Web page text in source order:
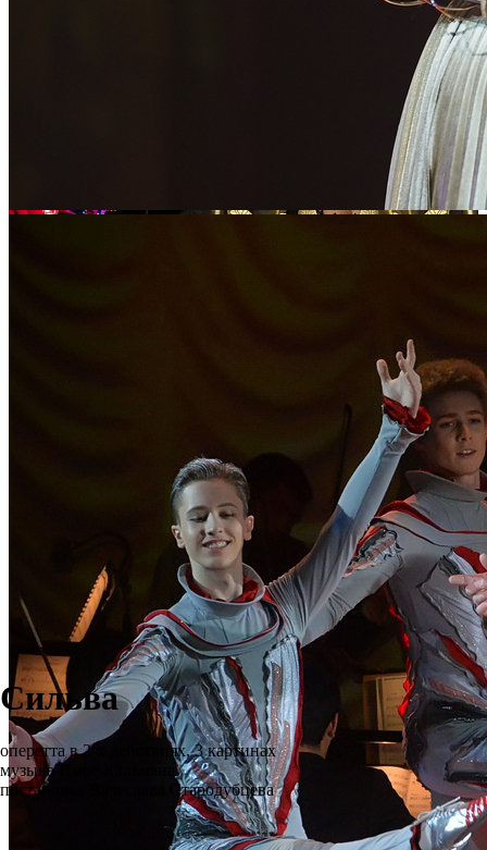
Сильва
оперетта в 2-х действиях, 3 картинах
музыка Имре Кальмана
постановка Вячеслава Стародубцева